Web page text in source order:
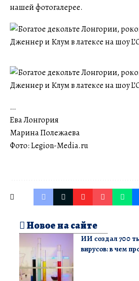
нашей фотогалерее.
…
Ева Лонгория
Марина Полежаева
Фото: Legion-Media.ru
Новое на сайте
ИИ создал 700
вирусов: в чем